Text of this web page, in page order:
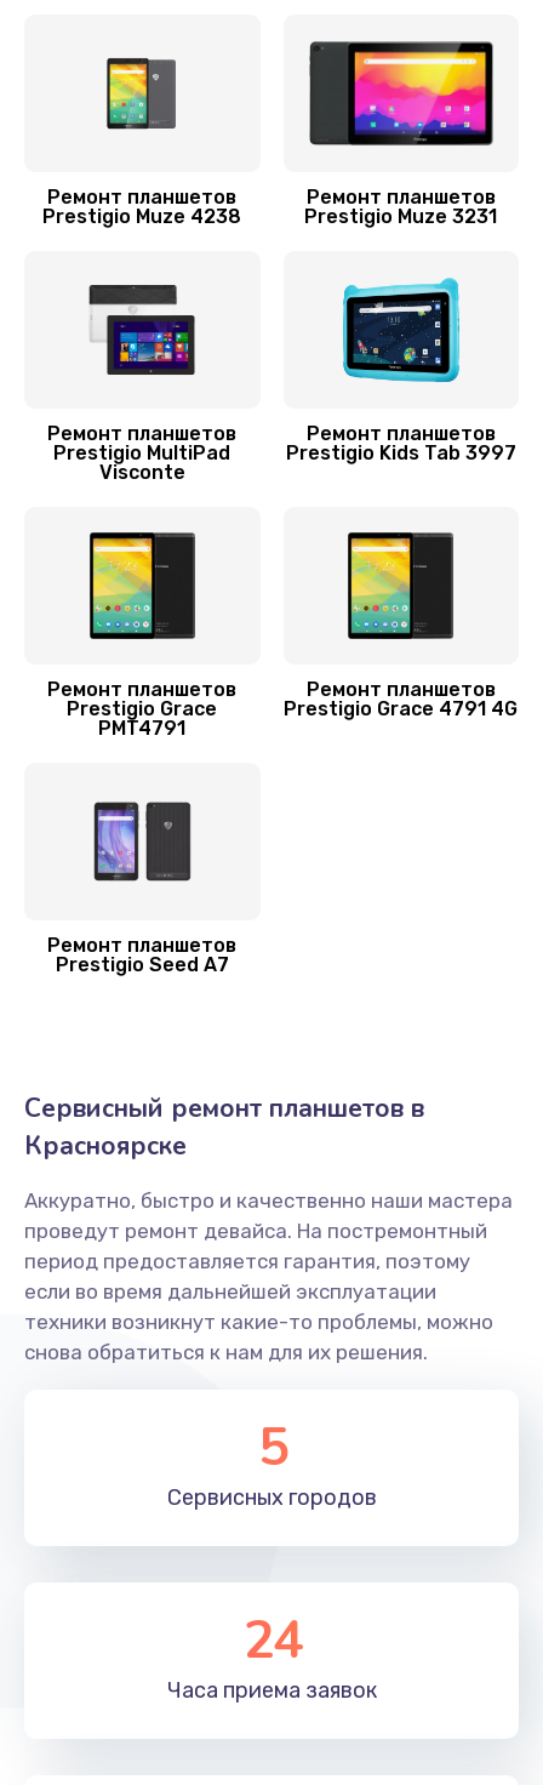
Ремонт кнопки
Заказать
Замена платы управления (мат.платы, мейн
Замена шлейфа
Заказать
800 руб.
Ремонт планшетов
Prestigio Muze 4238
Ремонт планшетов
Prestigio Muze 3231
Ремонт планшетов
Prestigio MultiPad
Visconte
Ремонт планшетов
Prestigio Kids Tab 3997
Ремонт планшетов
Prestigio Grace
PMT4791
Ремонт планшетов
Prestigio Grace 4791 4G
Ремонт планшетов
Prestigio Seed A7
Сервисный ремонт планшетов в
Красноярске
Аккуратно, быстро и качественно наши мастера
проведут ремонт девайса. На постремонтный
период предоставляется гарантия, поэтому
если во время дальнейшей эксплуатации
техники возникнут какие-то проблемы, можно
снова обратиться к нам для их решения.
5
Сервисных городов
24
Часа приема заявок